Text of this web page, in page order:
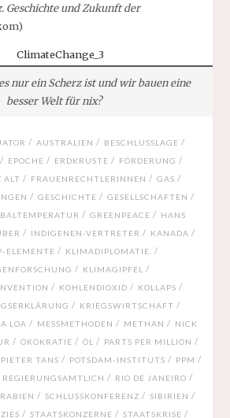
Geschichte und Zukunft der
nur ein Scherz ist und wir bauen eine
besser Welt für nix?
/ AUSTRALIEN / BESCHLUSSLAGE /
/ EPOCHE / ERDKRUSTE / FÖRDERUNG /
ALT / FRAUENRECHTLERINNEN / GAS /
/ GESCHICHTE / GESELLSCHAFTEN /
/ GREENPEACE / HANS
/ INDIGENEN-VERTRETER / KANADA /
ELEMENTE / KLIMADIPLOMATIE. /
/ KLIMAGIPFEL /
/ KOHLENDIOXID / KOLLAPS /
/ KRIEGSWIRTSCHAFT /
LOA / MESSMETHODEN / METHAN / NICK
/ ÖKOKRATIE / ÖL / PARTS PER MILLION /
PIETER TANS / POTSDAM-INSTITUTS / PPM /
REGIERUNGSAMTLICH / RIO DE JANEIRO /
/ SCHLUSSKONFERENZ / SIBIRIEN /
/ STAATSKONZERNE / STAATSKRISE /